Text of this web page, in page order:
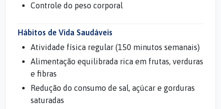
Controle do peso corporal
Hábitos de Vida Saudáveis
Atividade física regular (150 minutos semanais)
Alimentação equilibrada rica em frutas, verduras
e fibras
Redução do consumo de sal, açúcar e gorduras
saturadas